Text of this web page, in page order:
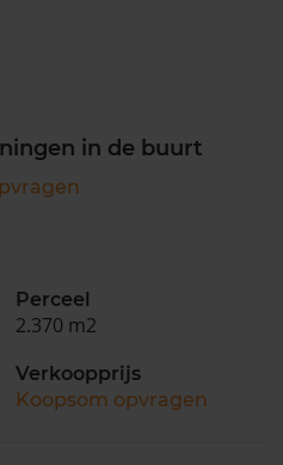
in de buurt
Perceel
2.370 m2
Verkoopprijs
Koopsom opvragen